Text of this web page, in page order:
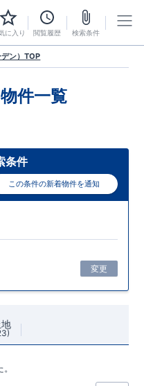
に入り 閲覧履歴 検索条件
ン）TOP
物件一覧
条件
この条件の新着物件を通知
変更